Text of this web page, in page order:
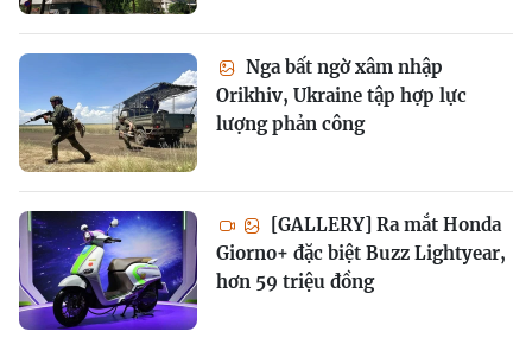
Nga bất ngờ xâm nhập
Orikhiv, Ukraine tập hợp lực
lượng phản công
[GALLERY] Ra mắt Honda
Giorno+ đặc biệt Buzz Lightyear,
hơn 59 triệu đồng